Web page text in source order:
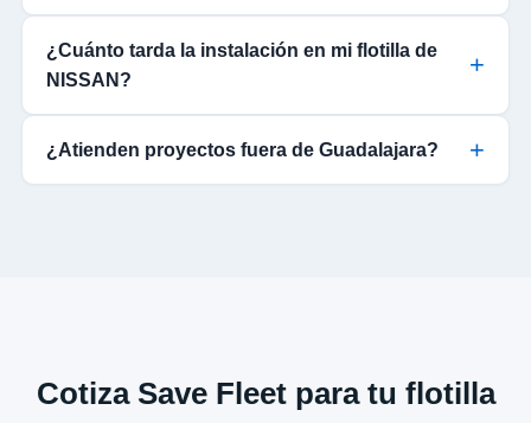
¿Cuánto tarda la instalación en mi flotilla de
NISSAN?
¿Atienden proyectos fuera de Guadalajara?
Cotiza Save Fleet para tu flotilla